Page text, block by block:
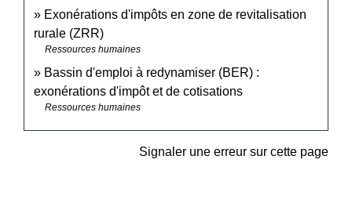
Exonérations d'impôts en zone de revitalisation
rurale (ZRR)
Ressources humaines
Bassin d'emploi à redynamiser (BER) :
exonérations d'impôt et de cotisations
Ressources humaines
Signaler une erreur sur cette page